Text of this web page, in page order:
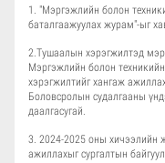
1. "Мэргэжлийн болон
баталгаажуулах журам"-ыг
2.Тушаалын хэрэгжилтэд
Мэргэжлийн болон
хэрэгжилтийг хангаж
Боловсролын судалгааны
даалгасугай.
3. 2024-2025 оны хичээлийн
ажиллахыг сургалтын